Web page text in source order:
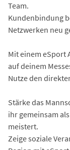
Team.
Kundenbindung
Netzwerken neu
Mit einem eSport
auf deinem
Nutze den
Stärke das
ihr gemeinsam
meistert.
Zeige soziale